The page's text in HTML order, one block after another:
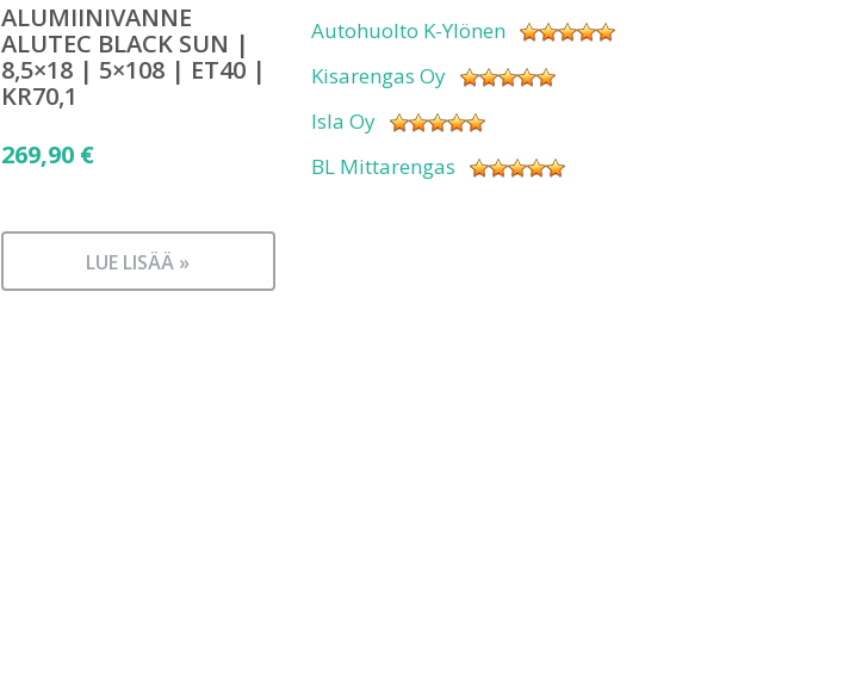
ALUMIINIVANNE
ALUTEC BLACK SUN |
8,5×18 | 5×108 | ET40 |
KR70,1
269,90 €
LUE LISÄÄ »
Autohuolto K-Ylönen
Kisarengas Oy
Isla Oy
BL Mittarengas